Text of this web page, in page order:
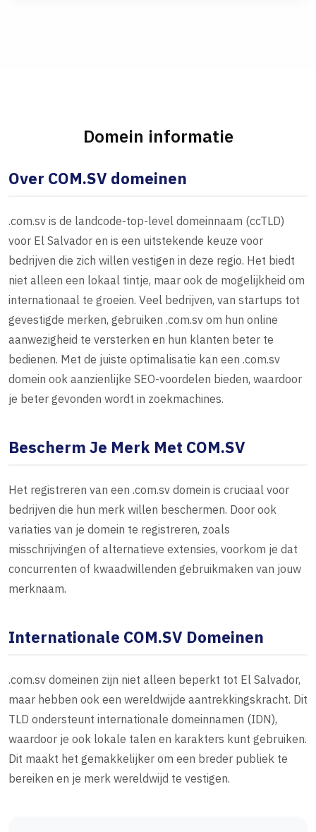
Domein informatie
Over COM.SV domeinen
.com.sv is de landcode-top-level domeinnaam (ccTLD)
voor El Salvador en is een uitstekende keuze voor
bedrijven die zich willen vestigen in deze regio. Het biedt
niet alleen een lokaal tintje, maar ook de mogelijkheid om
internationaal te groeien. Veel bedrijven, van startups tot
gevestigde merken, gebruiken .com.sv om hun online
aanwezigheid te versterken en hun klanten beter te
bedienen. Met de juiste optimalisatie kan een .com.sv
domein ook aanzienlijke SEO-voordelen bieden, waardoor
je beter gevonden wordt in zoekmachines.
Bescherm Je Merk Met COM.SV
Het registreren van een .com.sv domein is cruciaal voor
bedrijven die hun merk willen beschermen. Door ook
variaties van je domein te registreren, zoals
misschrijvingen of alternatieve extensies, voorkom je dat
concurrenten of kwaadwillenden gebruikmaken van jouw
merknaam.
Internationale COM.SV Domeinen
.com.sv domeinen zijn niet alleen beperkt tot El Salvador,
maar hebben ook een wereldwijde aantrekkingskracht. Dit
TLD ondersteunt internationale domeinnamen (IDN),
waardoor je ook lokale talen en karakters kunt gebruiken.
Dit maakt het gemakkelijker om een breder publiek te
bereiken en je merk wereldwijd te vestigen.